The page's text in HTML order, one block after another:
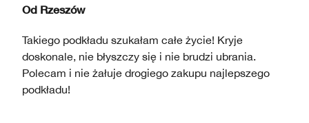
Od Rzeszów
Takiego podkładu szukałam całe życie! Kryje
doskonale, nie błyszczy się i nie brudzi ubrania.
Polecam i nie żałuje drogiego zakupu najlepszego
podkładu!